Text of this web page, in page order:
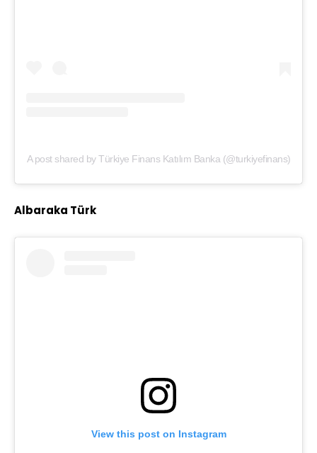
A post shared by Türkiye Finans Katılım Banka (@turkiyefinans)
Albaraka Türk
View this post on Instagram